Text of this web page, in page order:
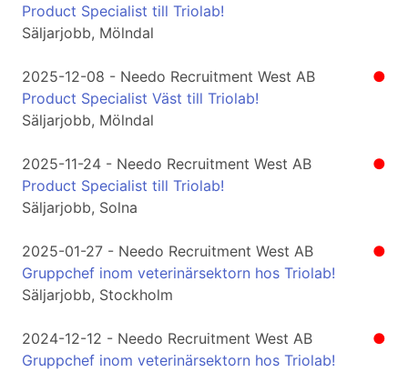
Product Specialist till Triolab!
Säljarjobb, Mölndal
●
2025-12-08 - Needo Recruitment West AB
Product Specialist Väst till Triolab!
Säljarjobb, Mölndal
●
2025-11-24 - Needo Recruitment West AB
Product Specialist till Triolab!
Säljarjobb, Solna
●
2025-01-27 - Needo Recruitment West AB
Gruppchef inom veterinärsektorn hos Triolab!
Säljarjobb, Stockholm
●
2024-12-12 - Needo Recruitment West AB
Gruppchef inom veterinärsektorn hos Triolab!